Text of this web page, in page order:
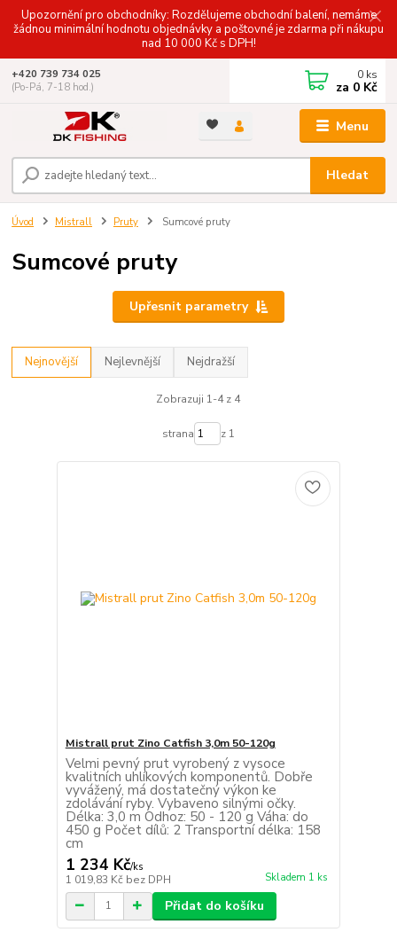
Upozornění pro obchodníky: Rozdělujeme obchodní balení, nemáme
žádnou minimální hodnotu objednávky a poštovné je zdarma při nákupu
nad 10 000 Kč s DPH!
Menu
Hledat
+420 739 734 025
(Po-Pá, 7-18 hod.)
0 ks
za 0 Kč
Úvod Mistrall Pruty Sumcové pruty
Sumcové pruty
Upřesnit parametry
Nejnovější Nejlevnější Nejdražší
Zobrazuji 1-4 z 4
strana z 1
Mistrall prut Zino Catfish 3,0m 50-120g
Velmi pevný prut vyrobený z vysoce
kvalitních uhlíkových komponentů. Dobře
vyvážený, má dostatečný výkon ke
zdolávání ryby. Vybaveno silnými očky.
Délka: 3,0 m Odhoz: 50 - 120 g Váha: do
450 g Počet dílů: 2 Transportní délka: 158
cm
1 234 Kč/ks
1 019,83 Kč bez DPH Skladem 1 ks
Přidat do košíku